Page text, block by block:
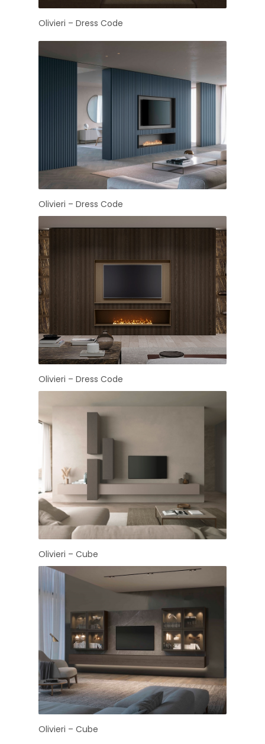
Olivieri – Dress Code
Olivieri – Dress Code
Olivieri – Dress Code
Olivieri – Cube
Olivieri – Cube